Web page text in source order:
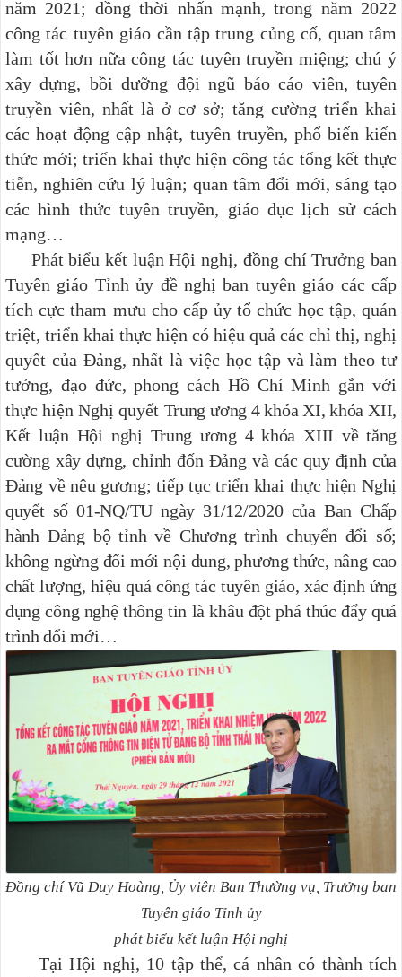
năm 2021; đồng thời nhấn mạnh, trong năm 2022
công tác tuyên giáo cần tập trung củng cố, quan tâm
làm tốt hơn nữa công tác tuyên truyền miệng; chú ý
xây dựng, bồi dưỡng đội ngũ báo cáo viên, tuyên
truyền viên, nhất là ở cơ sở; tăng cường triển khai
các hoạt động cập nhật, tuyên truyền, phổ biến kiến
thức mới; triển khai thực hiện công tác tổng kết thực
tiễn, nghiên cứu lý luận; quan tâm đổi mới, sáng tạo
các hình thức tuyên truyền, giáo dục lịch sử cách
mạng…
Phát biểu kết luận Hội nghị, đồng chí Trưởng ban
Tuyên giáo Tỉnh ủy đề nghị ban tuyên giáo các cấp
tích cực tham mưu cho cấp ủy tổ chức học tập, quán
triệt, triển khai thực hiện có hiệu quả các chỉ thị, nghị
quyết của Đảng, nhất là việc học tập và làm theo tư
tưởng, đạo đức, phong cách Hồ Chí Minh gắn với
thực hiện Nghị quyết Trung ương 4 khóa XI, khóa XII,
Kết luận Hội nghị Trung ương 4 khóa XIII về tăng
cường xây dựng, chỉnh đốn Đảng và các quy định của
Đảng về nêu gương; tiếp tục triển khai thực hiện Nghị
quyết số 01-NQ/TU ngày 31/12/2020 của Ban Chấp
hành Đảng bộ tỉnh về Chương trình chuyển đổi số;
không ngừng đổi mới nội dung, phương thức, nâng cao
chất lượng, hiệu quả công tác tuyên giáo, xác định ứng
dụng công nghệ thông tin là khâu đột phá thúc đẩy quá
trình đổi mới…
Đồng chí Vũ Duy Hoàng, Ủy viên Ban Thường vụ, Trưởng ban
Tuyên giáo Tỉnh ủy
phát biểu kết luận Hội nghị
Tại Hội nghị, 10 tập thể, cá nhân có thành tích